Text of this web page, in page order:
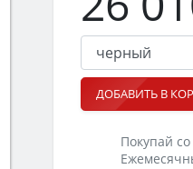
ДОБАВИТЬ В
Покупай